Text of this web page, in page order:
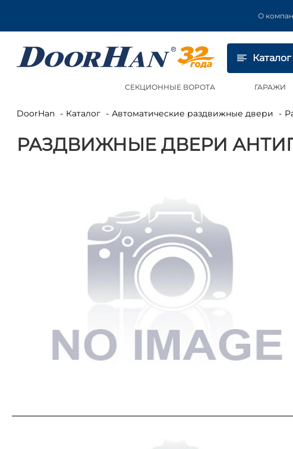
О
Каталог
СЕКЦИОННЫЕ ВОРОТА ГАРАЖИ
DoorHan Каталог Автоматические раздвижные двери
РАЗДВИЖНЫЕ ДВЕРИ